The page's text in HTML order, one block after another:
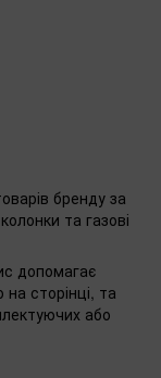
бренду за
та газові
допомагає
сторінці, та
або